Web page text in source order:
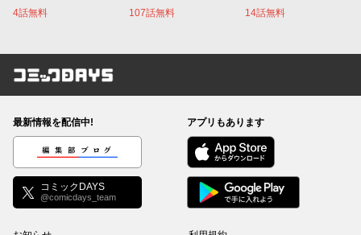
4話無料 107話無料 14話無料
コミックDAYS
最新情報を配信中!
編集部ブログ
コミックDAYS
@comicdays_team
アプリもあります